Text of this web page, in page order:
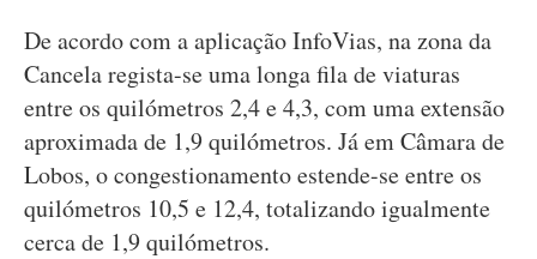
De acordo com a aplicação InfoVias, na zona da
Cancela regista-se uma longa fila de viaturas
entre os quilómetros 2,4 e 4,3, com uma extensão
aproximada de 1,9 quilómetros. Já em Câmara de
Lobos, o congestionamento estende-se entre os
quilómetros 10,5 e 12,4, totalizando igualmente
cerca de 1,9 quilómetros.